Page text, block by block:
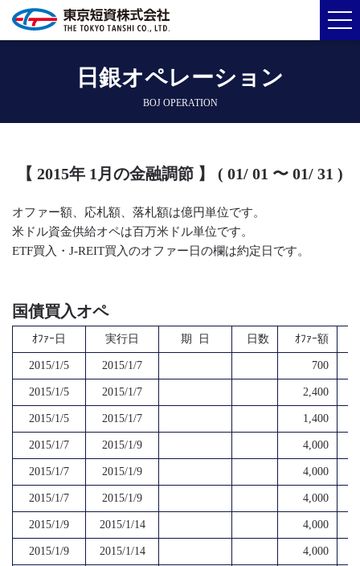
日銀オペレーション
BOJ OPERATION
【 2015年 1月の金融調節 】 ( 01/ 01 〜 01/ 31 )
オファー額、応札額、落札額は億円単位です。
米ドル資金供給オペは百万米ドル単位です。
ETF買入・J-REIT買入のオファー日の欄は約定日です。
国債買入オペ
ｵﾌｧｰ日 実行日 期 日 日数 ｵﾌｧｰ額
2015/1/5 2015/1/7 700
2015/1/5 2015/1/7 2,400
2015/1/5 2015/1/7 1,400
2015/1/7 2015/1/9 4,000
2015/1/7 2015/1/9 4,000
2015/1/7 2015/1/9 4,000
2015/1/9 2015/1/14 4,000
2015/1/9 2015/1/14 4,000